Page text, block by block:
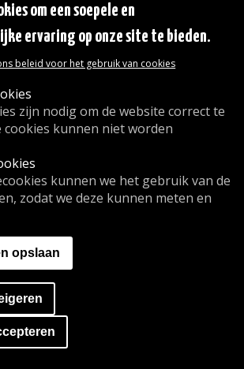
van huizenblokken
oplossing tegen
hulp voor anderen
opleidingen in Oudergem
voorkomt u dat het te warm wordt
let op voor valse QR-codes
synoptisch jaarverslag 2021-
van uw fietsparking toe
by parking.brussels
om een soepele en
ervaring op onze site te bieden.
beleid voor het gebruik van cookies
zijn nodig om de website correct te
cookies kunnen niet worden
kunnen we het gebruik van de
zodat we deze kunnen meten en
opslaan